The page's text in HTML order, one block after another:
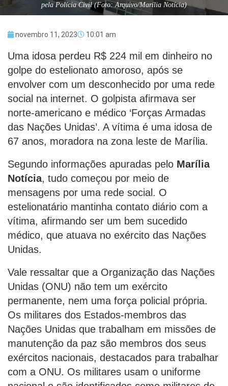
pela Polícia Civil (Foto: Arquivo/Marília Notícia)
novembro 11, 2023 10:01 am
Uma idosa perdeu R$ 224 mil em dinheiro no
golpe do estelionato amoroso, após se
envolver com um desconhecido por uma rede
social na internet. O golpista afirmava ser
norte-americano e médico ‘Forças Armadas
das Nações Unidas’. A vítima é uma idosa de
67 anos, moradora na zona leste de Marília.
Segundo informações apuradas pelo Marília
Notícia, tudo começou por meio de
mensagens por uma rede social. O
estelionatário mantinha contato diário com a
vítima, afirmando ser um bem sucedido
médico, que atuava no exército das Nações
Unidas.
Vale ressaltar que a Organização das Nações
Unidas (ONU) não tem um exército
permanente, nem uma força policial própria.
Os militares dos Estados-membros das
Nações Unidas que trabalham em missões de
manutenção da paz são membros dos seus
exércitos nacionais, destacados para trabalhar
com a ONU. Os militares usam o uniforme